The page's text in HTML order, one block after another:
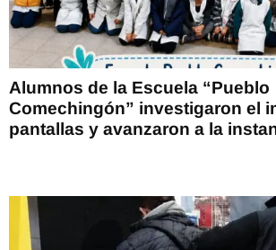
Alumnos de la Escuela “Pueblo
Comechingón” investigaron el
pantallas y avanzaron a la